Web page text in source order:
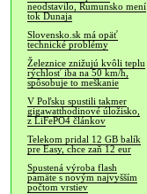
neodstavilo, Rumunsko mení
tok Dunaja
Slovensko.sk má opäť
technické problémy
Železnice znižujú kvôli teplu
rýchlosť iba na 50 km/h,
spôsobuje to meškanie
V Poľsku spustili takmer
gigawatthodinové úložisko,
z LiFePO4 článkov
Telekom pridal 12 GB balík
pre Easy, chce zaň 12 eur
Spustená výroba flash
pamäte s novým najvyšším
počtom vrstiev